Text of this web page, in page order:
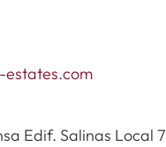
estates.com
Edif. Salinas Local 7